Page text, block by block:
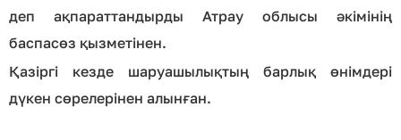
деп ақпараттандырды Атрау облысы әкімінің
баспасөз қызметінен.
Қазіргі кезде шаруашылықтың барлық өнімдері
дүкен сөрелерінен алынған.